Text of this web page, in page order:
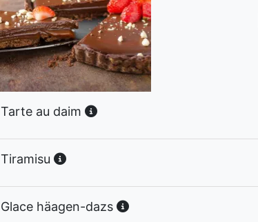
Tarte au daim
Tiramisu
Glace häagen-dazs